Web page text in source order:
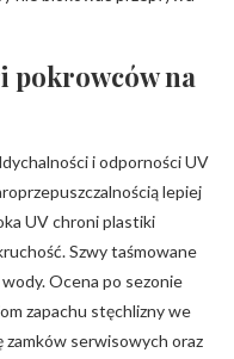
pokrowców na
i odporności UV
lepiej
UV chroni plastiki
Szwy taśmowane
Ocena po sezonie
zapachu stęchlizny we
serwisowych oraz